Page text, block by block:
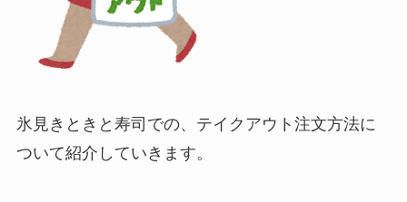
氷見きときと寿司での、テイクアウト注文方法に
ついて紹介していきます。